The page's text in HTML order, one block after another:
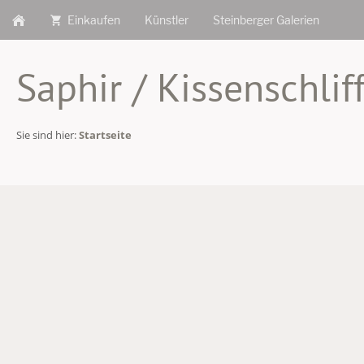
Einkaufen Künstler Steinberger Galerien
Saphir /
Sie sind hier:Startseite